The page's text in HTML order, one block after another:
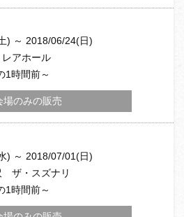
) ～ 2018/06/24(日)
アホール
1時間前～
場のみの販売
) ～ 2018/07/01(日)
ザ・スズナリ
1時間前～